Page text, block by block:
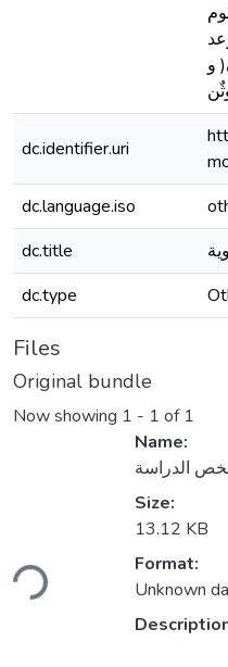
و
dc.identifier.uri
dc.language.iso
dc.title
dc.type
Files
Original bundle
Now showing 1 - 1 of 1
Name:
Size:
13.12 KB
Format:
Unknown